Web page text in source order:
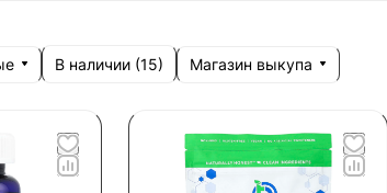
В наличии (15) Магазин выкупа